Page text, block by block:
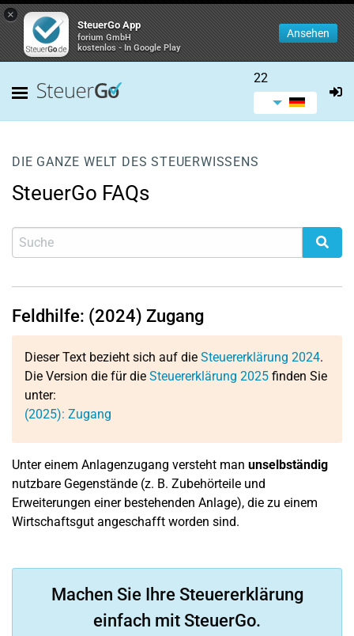
×
SteuerGo App
forium GmbH
kostenlos - In Google Play
Ansehen
22
DIE GANZE WELT DES STEUERWISSENS
SteuerGo FAQs
Feldhilfe: (2024) Zugang
Dieser Text bezieht sich auf die Steuererklärung 2024.
Die Version die für die Steuererklärung 2025 finden Sie
unter:
(2025): Zugang
Unter einem Anlagenzugang versteht man unselbständig
nutzbare Gegenstände (z. B. Zubehörteile und
Erweiterungen einer bestehenden Anlage), die zu einem
Wirtschaftsgut angeschafft worden sind.
Machen Sie Ihre Steuererklärung
einfach mit SteuerGo.